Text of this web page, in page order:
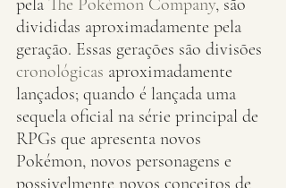
pela The Pokémon Company, são
divididas aproximadamente pela
geração. Essas gerações são divisões
cronológicas aproximadamente
lançados; quando é lançada uma
sequela oficial na série principal de
RPGs que apresenta novos
Pokémon, novos personagens e
possivelmente novos conceitos de